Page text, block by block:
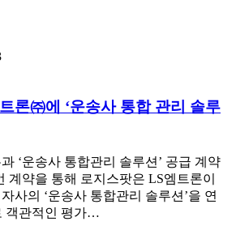
론㈜에 ‘운송사 통합 관리 솔루
‘운송사 통합관리 솔루션’ 공급 계약
계약을 통해 로지스팟은 LS엠트론이
사의 ‘운송사 통합관리 솔루션’을 연
객관적인 평가…